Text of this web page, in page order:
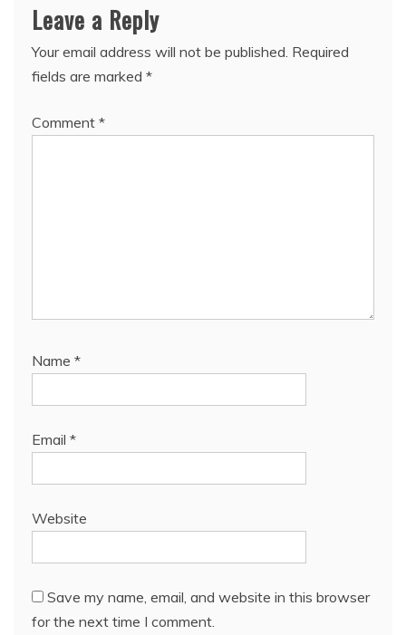
Leave a Reply
Your email address will not be published. Required
fields are marked *
Comment *
Name *
Email *
Website
Save my name, email, and website in this browser
for the next time I comment.